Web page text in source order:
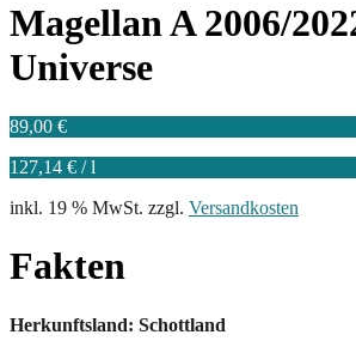
Magellan A 2006/
Universe
89,00 €
127,14 € /l
inkl. 19 % MwSt. zzgl. Versandkosten
Fakten
Herkunftsland: Schottland